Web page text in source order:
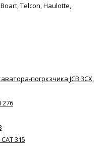
Telcon, Haulotte,
погркзчика JCB 3CX,
276
315